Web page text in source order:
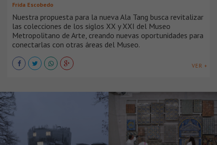
Frida Escobedo
Nuestra propuesta para la nueva Ala Tang busca revitalizar
las colecciones de los siglos XX y XXI del Museo
Metropolitano de Arte, creando nuevas oportunidades para
conectarlas con otras áreas del Museo.
VER +